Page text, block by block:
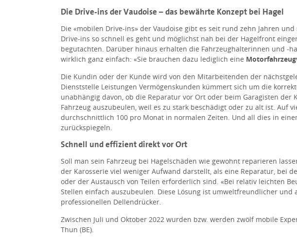
Die Drive-ins der Vaudoise – das bewährte Konzept bei Hagel
Die «mobilen Drive-ins» der Vaudoise gibt es seit rund zehn Jahren
Drive-ins so schnell es geht und möglichst nah bei der Hagelfront
begutachten. Darüber hinaus erhalten die Fahrzeughalterinnen und -
wirklich ganz einfach: «Sie brauchen dazu lediglich eine
Die Kundin oder der Kunde wird von den Mitarbeitenden der
Dienststelle Leistungen Vermögenskunden kümmert sich um die
unabhängig davon, ob die Reparatur vor Ort oder beim Garagisten
Fahrzeug auszubeulen, weil es zu stark beschädigt oder zu alt ist. Auf
durchschnittlich 100 pro Monat in normalen Zeiten. Und all dies in
zurückspiegeln.
Schnell und effizient direkt vor Ort
Soll man sein Fahrzeug bei Hagelschäden wie gewohnt reparieren
der Karosserie viel weniger Aufwand darstellt, als eine Reparatur, bei
oder der Austausch von Teilen erforderlich sind. «Bei relativ leichten
Stellen einfach auszubeulen. Diese Lösung ist umweltfreundlicher
professionellen Dellendrücker.
Zwischen Juli und Oktober 2022 wurden bzw. werden zwölf mobile
Thun (BE).